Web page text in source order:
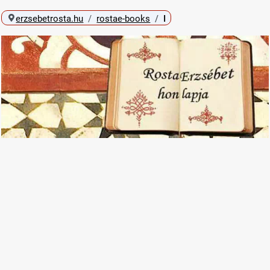
erzsebetrosta.hu rostae-books I